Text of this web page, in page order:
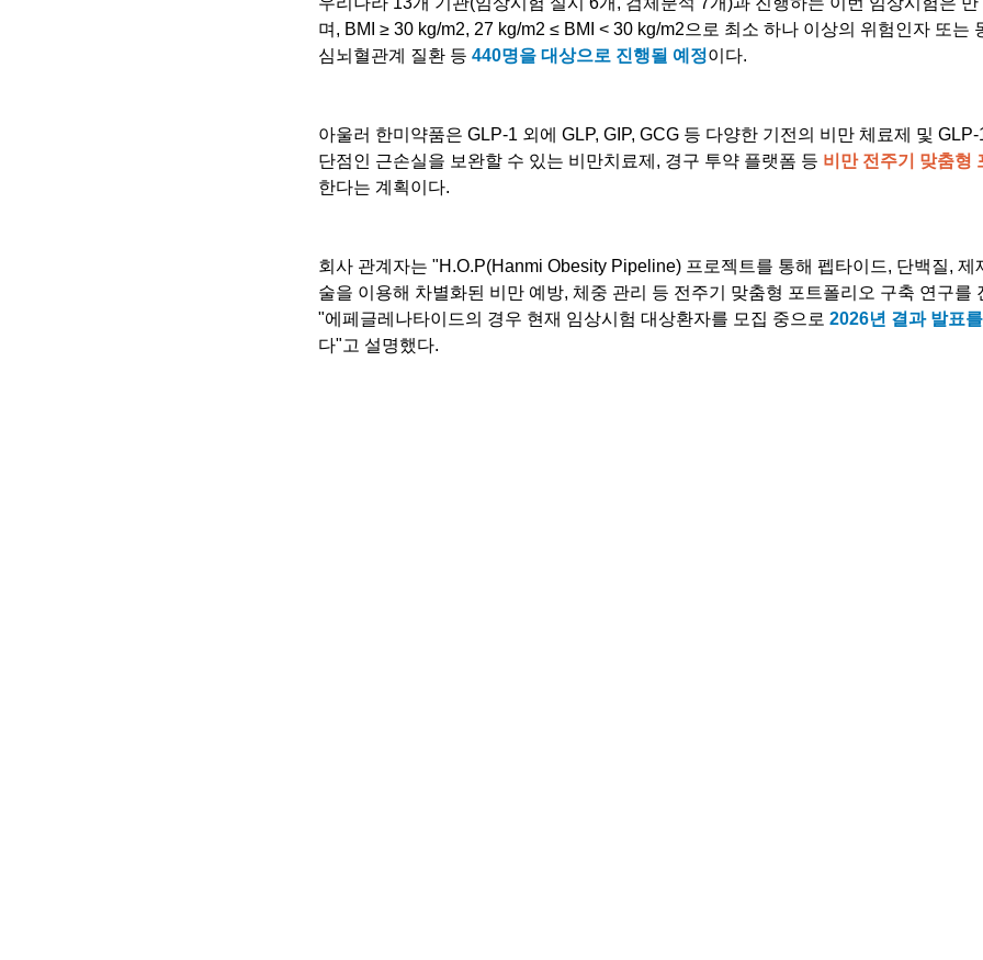
며, BMI ≥ 30 kg/m2, 27 kg/m2 ≤ BMI < 30 kg/m2으로 최소 하나 이상의 위험인자 또는
심뇌혈관계 질환 등 440명을 대상으로 진행될 예정이다.
아울러 한미약품은 GLP-1 외에 GLP, GIP, GCG 등 다양한 기전의 비만 체료제 및 GLP-
단점인 근손실을 보완할 수 있는 비만치료제, 경구 투약 플랫폼 등 비만 전주기 맞춤형
한다는 계획이다.
회사 관계자는 "H.O.P(Hanmi Obesity Pipeline) 프로젝트를 통해 펩타이드, 단백질, 제
술을 이용해 차별화된 비만 예방, 체중 관리 등 전주기 맞춤형 포트폴리오 구축 연구를
"에페글레나타이드의 경우 현재 임상시험 대상환자를 모집 중으로 2026년 결과 발표
다"고 설명했다.